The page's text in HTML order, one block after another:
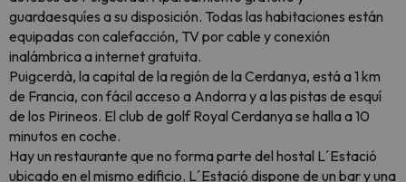
guardaesquíes a su disposición. Todas las habitaciones están
equipadas con calefacción, TV por cable y conexión
inalámbrica a internet gratuita.
Puigcerdà, la capital de la región de la Cerdanya, está a 1 km
de Francia, con fácil acceso a Andorra y a las pistas de esquí
de los Pirineos. El club de golf Royal Cerdanya se halla a 10
minutos en coche.
Hay un restaurante que no forma parte del hostal L´Estació
ubicado en el mismo edificio. L´Estació dispone de un bar y una